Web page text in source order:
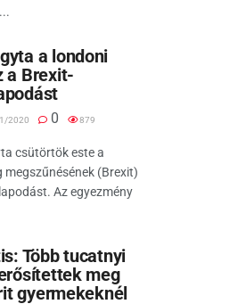
a londoni
a Brexit-
2020 0 879
csütörtök este a
megszűnésének (Brexit)
Az egyezmény
Több tucatnyi
meg
gyermekeknél